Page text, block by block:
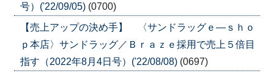
号）('22/09/05) (0700)
【売上アップの決め手】 〈サンドラッグｅ―ｓｈｏ
ｐ本店〉サンドラッグ／Ｂｒａｚｅ採用で売上５倍目
指す（2022年8月4日号）('22/08/08) (0697)